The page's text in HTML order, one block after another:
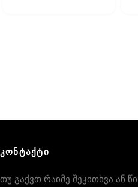
ᲙᲝᲜᲢᲐᲥᲢᲘ
თუ გაქვთ რაიმე შეკითხვა ან